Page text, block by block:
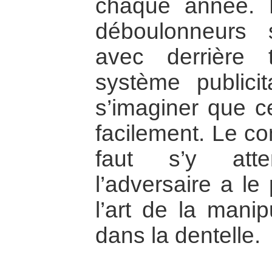
chaque année.
avec
système
s’imaginer que
facilement. Le
faut s’y
l’adversaire a
l’art de la
dans la dentelle.